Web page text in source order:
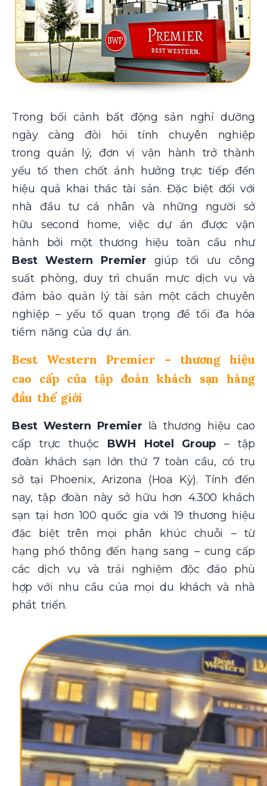
Trong bối cảnh bất động sản nghỉ dưỡng
ngày càng đòi hỏi tính chuyên nghiệp
trong quản lý, đơn vị vận hành trở thành
yếu tố then chốt ảnh hưởng trực tiếp đến
hiệu quả khai thác tài sản. Đặc biệt đối với
nhà đầu tư cá nhân và những người sở
hữu second home, việc dự án được vận
hành bởi một thương hiệu toàn cầu như
Best Western Premier giúp tối ưu công
suất phòng, duy trì chuẩn mực dịch vụ và
đảm bảo quản lý tài sản một cách chuyên
nghiệp – yếu tố quan trọng để tối đa hóa
tiềm năng của dự án.
Best Western Premier – thương hiệu
cao cấp của tập đoàn khách sạn hàng
đầu thế giới
Best Western Premier là thương hiệu cao
cấp trực thuộc BWH Hotel Group – tập
đoàn khách sạn lớn thứ 7 toàn cầu, có trụ
sở tại Phoenix, Arizona (Hoa Kỳ). Tính đến
nay, tập đoàn này sở hữu hơn 4.300 khách
sạn tại hơn 100 quốc giavới 19 thương hiệu
đặc biệt trên mọi phân khúc chuỗi – từ
hạng phổ thông đến hạng sang – cung cấp
các dịch vụ và trải nghiệm độc đáo phù
hợp với nhu cầu của mọi du khách và nhà
phát triển.